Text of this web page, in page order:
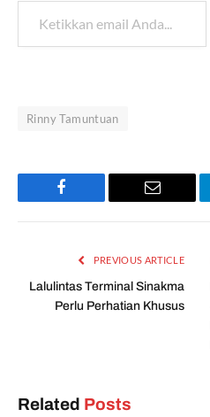
Rinny Tamuntuan
Facebook Email
PREVIOUS ARTICLE
Lalulintas Terminal Sinakma
Perlu Perhatian Khusus
Related Posts